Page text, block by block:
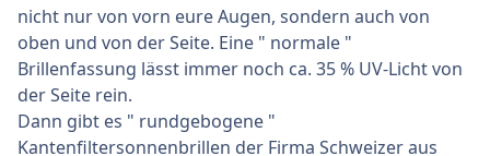
nicht nur von vorn eure Augen, sondern auch von
oben und von der Seite. Eine " normale "
Brillenfassung lässt immer noch ca. 35 % UV-Licht von
der Seite rein.
Dann gibt es " rundgebogene "
Kantenfiltersonnenbrillen der Firma Schweizer aus